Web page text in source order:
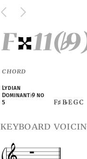
F 11(♭
CHORD
Lydian
Dominant♭9 no
5
F♯ B♭E G C
keyboard